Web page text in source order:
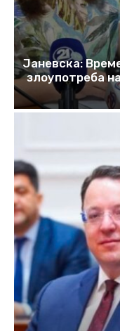
Јаневска:
злоупотреба